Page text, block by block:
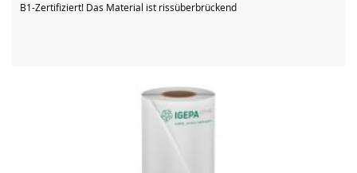
B1-Zertifiziert! Das Material ist rissüberbrückend